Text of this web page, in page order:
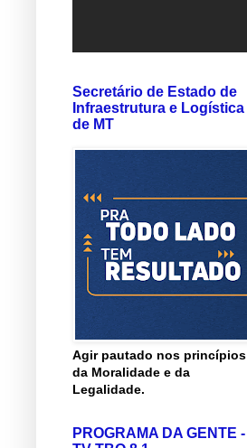
Secretário de Estado de
Infraestrutura e Logística
de MT
Agir pautado nos princípios
da Moralidade e da
Legalidade.
PROGRAMA DA GENTE -